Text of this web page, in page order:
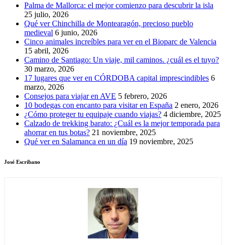
Palma de Mallorca: el mejor comienzo para descubrir la isla
25 julio, 2026
Qué ver Chinchilla de Montearagón, precioso pueblo
medieval 6 junio, 2026
Cinco animales increíbles para ver en el Bioparc de Valencia
15 abril, 2026
Camino de Santiago: Un viaje, mil caminos. ¿cuál es el tuyo?
30 marzo, 2026
17 lugares que ver en CÓRDOBA capital imprescindibles 6
marzo, 2026
Consejos para viajar en AVE 5 febrero, 2026
10 bodegas con encanto para visitar en España 2 enero, 2026
¿Cómo proteger tu equipaje cuando viajas? 4 diciembre, 2025
Calzado de trekking barato: ¿Cuál es la mejor temporada para
ahorrar en tus botas? 21 noviembre, 2025
Qué ver en Salamanca en un día 19 noviembre, 2025
José Escribano